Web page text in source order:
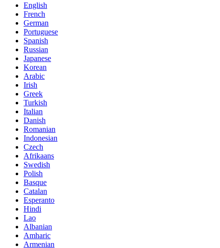
English
French
German
Portuguese
Spanish
Russian
Japanese
Korean
Arabic
Irish
Greek
Turkish
Italian
Danish
Romanian
Indonesian
Czech
Afrikaans
Swedish
Polish
Basque
Catalan
Esperanto
Hindi
Lao
Albanian
Amharic
Armenian